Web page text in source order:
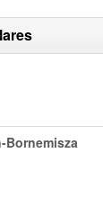
Bornemisza